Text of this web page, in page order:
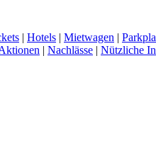
| Hotels | Mietwagen |
| Nachlässe | Nützliche